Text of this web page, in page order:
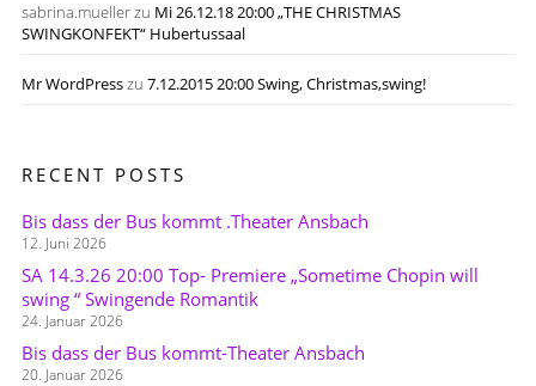
sabrina.muellerzu Mi 26.12.18 20:00 „THE CHRISTMAS
SWINGKONFEKT“ Hubertussaal
Mr WordPresszu 7.12.2015 20:00 Swing, Christmas,swing!
RECENT POSTS
Bis dass der Bus kommt .Theater Ansbach
12. Juni 2026
SA 14.3.26 20:00 Top- Premiere „Sometime Chopin will
swing “ Swingende Romantik
24. Januar 2026
Bis dass der Bus kommt-Theater Ansbach
20. Januar 2026